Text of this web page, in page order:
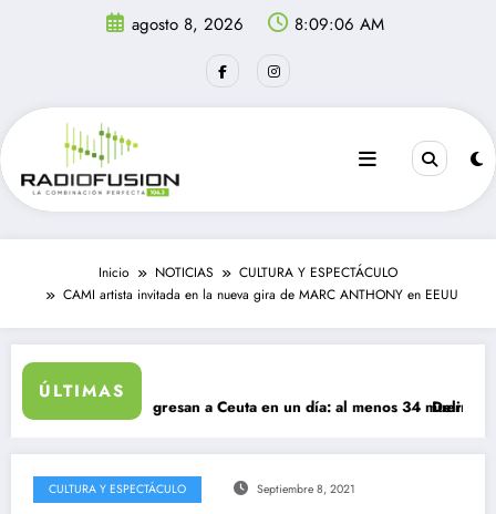
agosto 8, 2026 8:09:06 AM
Inicio NOTICIAS
CULTURA Y ESPECTÁCULO
CAMI artista invitada en la nueva gira de MARC ANTHONY en EEUU
ÚLTIMAS
mil migrantes ingresan a Ceuta en un día: al menos 34 muertos en
CULTURA Y ESPECTÁCULO Septiembre 8, 2021